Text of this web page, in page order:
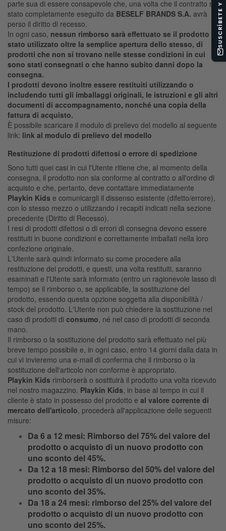
parte sua di essere consapevole che, una volta che il contratto sia
stato completamente eseguito da BESELF BRANDS S.A. avrà
perso il diritto di recesso.
In ogni caso, nessun rimborso sarà effettuato se il prodotto è
stato utilizzato oltre la semplice apertura dello stesso, di
prodotti che non si trovano nelle stesse condizioni in cui
sono stati consegnati o che hanno subito danni dopo la
consegna.
I prodotti devono inoltre essere restituiti utilizzando o
includendo tutti gli imballaggi originali, le istruzioni e gli altri
documenti di accompagnamento, nonché una copia della
fattura di acquisto.
È possibile scaricare il modulo di prelievo del modello al seguente
link: link al modulo di prelievo del modello
Restituzione di prodotti difettosi o errore di spedizione
Sono tutti quei casi in cui l'Utente ritiene che, al momento della
consegna, il prodotto non sia conforme al contratto o all'ordine di
acquisto e che, pertanto, deve contattare immediatamente
Playkin Kids e comunicargli il dissenso esistente (difetto/errore),
con lo stesso mezzo o utilizzando i recapiti indicati nella sezione
precedente (Diritto di Recesso).
I resi di prodotti difettosi o di errori di consegna devono essere
restituiti in buone condizioni e correttamente imballati nella loro
confezione originale.
L'Utente sarà quindi informato su come procedere alla
restituzione dei prodotti, e questi, una volta restituiti, saranno
esaminati e l'Utente sarà informato (entro un ragionevole lasso di
tempo) se il rimborso o, se applicabile, la sostituzione del
prodotto, essendo questa opzione soggetta alla disponibilità /
stock del prodotto. L'Utente non può chiedere la sostituzione nel
caso di prodotti di consumo, né nel caso di prodotti di seconda
mano.
Il rimborso o la sostituzione del prodotto sarà effettuato nel più
breve tempo possibile e, in ogni caso, entro 14 giorni dalla data in
cui vi invieremo una e-mail di conferma che il rimborso o la
sostituzione dell'articolo non conforme è appropriato.
Playkin Kids rimborserà o sostituirà il prodotto una volta ricevuto
nel nostro magazzino. Playkin Kids, in base al tempo in cui il
cliente è stato in possesso del prodotto e al valore corrente di
mercato dell'articolo, procederà all'applicazione delle seguenti
misure:
Da 6 a 12 mesi: Rimborso del 75% del valore del
prodotto o acquisto di un nuovo prodotto con
uno sconto del 45%.
Da 12 a 18 mesi: Rimborso del 50% del valore del
prodotto o acquisto di un nuovo prodotto con
uno sconto del 35%.
Da 18 a 24 mesi: rimborso del 25% del valore del
prodotto o acquisto di un nuovo prodotto con
uno sconto del 25%.